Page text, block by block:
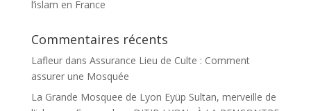
l’islam en France
Commentaires récents
Lafleurdans Assurance Lieu de Culte : Comment
assurer une Mosquée
La Grande Mosquee de Lyon Eyüp Sultan, merveille de